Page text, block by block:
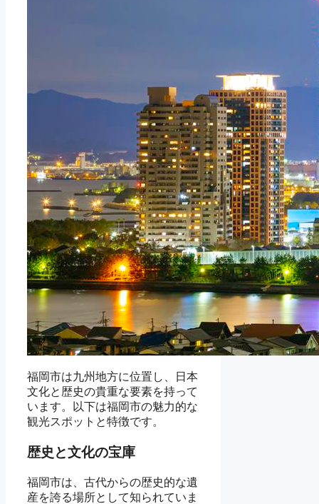
福岡市は九州地方に位置し、日本
文化と歴史の貴重な要素を持って
います。以下は福岡市の魅力的な
観光スポットと特徴です。
歴史と文化の宝庫
福岡市は、古代からの歴史的な遺
産を誇る場所として知られていま